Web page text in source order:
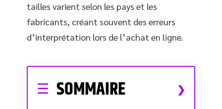
tailles varient selon les pays et les
fabricants, créant souvent des erreurs
d’interprétation lors de l’achat en ligne.
SOMMAIRE